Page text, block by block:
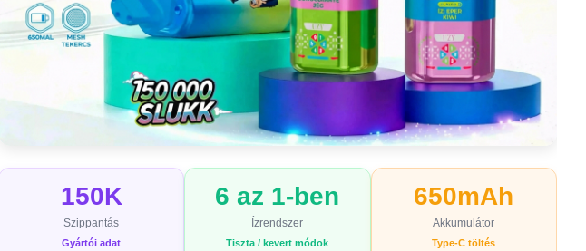
150K
Szippantás
Gyártói adat
6 az 1-ben
Ízrendszer
Tiszta / kevert módok
650mAh
Akkumulátor
Type-C töltés